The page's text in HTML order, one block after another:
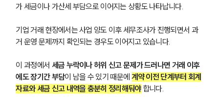
가 세금이나 가산세 부담으로 이어지는 상황도 나타납니다.
기업 거래 현장에서는 사업 양도 이후 세무조사가 진행되면서 과
거 운영 문제까지 확인되는 경우도 이어지고 있습니다.
이 과정에서 세금 누락이나 허위 신고 문제가 드러나면 거래 이후
에도 장기간 부담이 남을 수 있기 때문에 계약 이전 단계부터 회계
자료와 세금 신고 내역을 충분히 정리해둬야 합니다.